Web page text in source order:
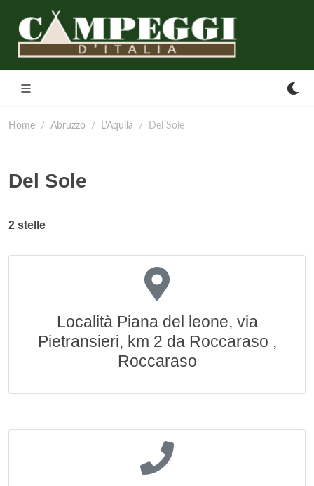
Home Abruzzo L'Aquila Del Sole
Del Sole
2 stelle
Località Piana del leone, via
Pietransieri, km 2 da Roccaraso ,
Roccaraso